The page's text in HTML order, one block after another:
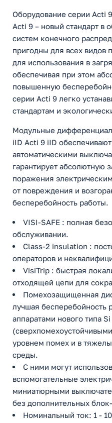
Оборудование серии Acti
Acti 9 – новый стандарт в
систем конечного
пригодны для всех видов
для использования в
обеспечивая при этом
повышенную
серии Acti 9 легко
стандартам и
Модульные
iID Acti 9 iID
автоматическими
гарантирует абсолютную
поражения
от повреждения и
бесперебойность работы.
VISI-SAFE : полная
обслуживании.
Class-2 insulation :
операторов и
VisiTrip : быстрая
отходящей цепи для
Помехозащищенная
лучшая бесперебойность
аппаратами нового типа Si
уровнем помех и в
среды.
С ними могут
вспомогательные
миниатюрными
без дополнительных
Номинальный ток: 1 -